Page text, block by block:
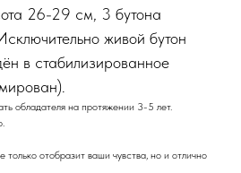
26-29 см, 3 бутона
живой бутон
в стабилизированное
обладателя на протяжении 3-5 лет.
только отобразит ваши чувства, но и отлично